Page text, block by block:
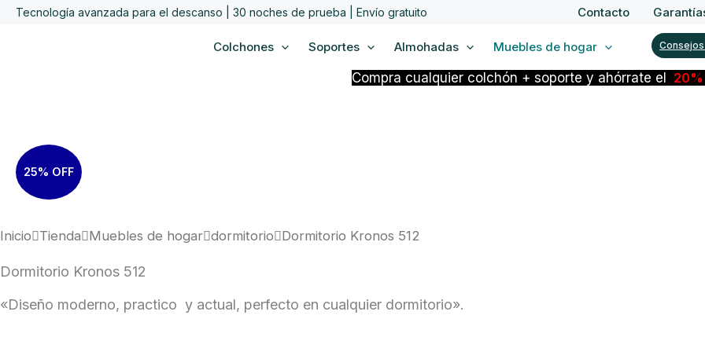
Tecnología avanzada para el descanso | 30 noches de prueba | Envío gratuito Contacto
Colchones Soportes Almohadas Muebles de hogar
Compra cualquier colchón + soporte y ahórrate el 20%
25% OFF
Inicio Tienda Muebles de hogar dormitorio Dormitorio Kronos 512
Dormitorio Kronos 512
«Diseño moderno, practico y actual, perfecto en cualquier dormitorio».